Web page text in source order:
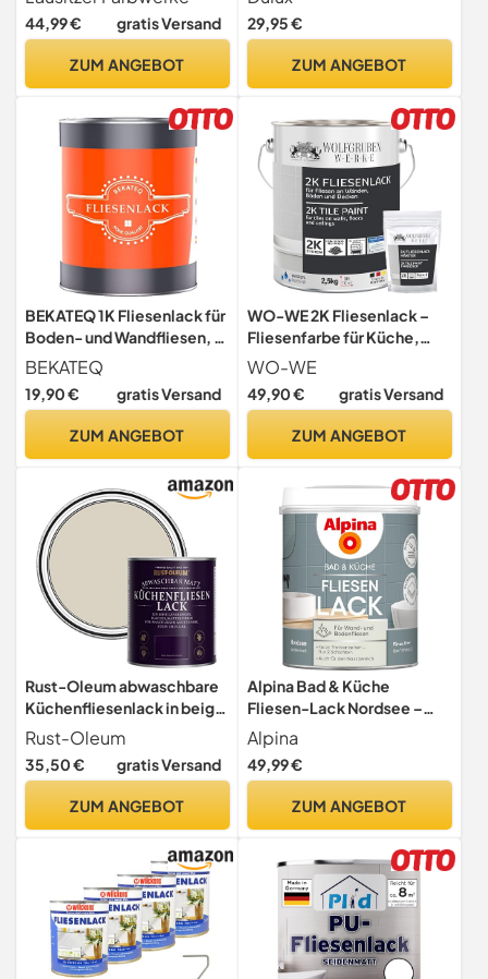
Härter Fliesenlack
GLÄNZEND Für
Wandfliesen 2-K Lack (1 L,
44,99 € gratis Versand
ZUM ANGEBOT
Weiß, 750 ml
29,95 €
ZUM ANGEBOT
BEKATEQ 1K Fliesenlack für
Boden- und Wandfliesen, 1l
Anthrazitgrau seidenmatt I
Fliesenfarbe für den innen &
außen I Hohe Deckkraft &
Bad, Keller BE-713
BEKATEQ
19,90 € gratis Versand
ZUM ANGEBOT
WO-WE 2K Fliesenlack –
Fliesenfarbe für Küche,
Badezimmer, Wand- &
Bodenfliesen – Anthrazit-
Grau ähnl. RAL 7016-2,5Kg
WO-WE
49,90 € gratis Versand
ZUM ANGEBOT
Rust-Oleum abwaschbare
Küchenfliesenlack in beige
mit Matt Finish - Jute
750ML
Rust-Oleum
35,50 € gratis Versand
ZUM ANGEBOT
Alpina Bad & Küche
Fliesen-Lack Nordsee –
seidenmatt für Wandfliesen
– 0,75 Liter
Alpina
49,99 €
ZUM ANGEBOT